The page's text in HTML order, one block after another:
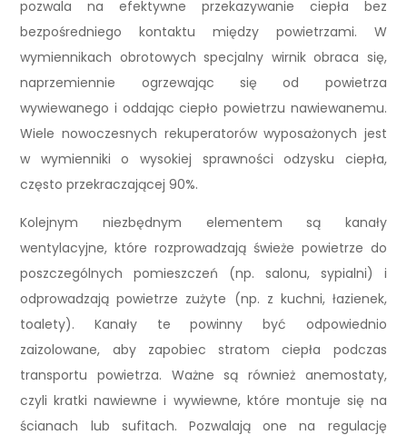
pozwala na efektywne przekazywanie ciepła bez
bezpośredniego kontaktu między powietrzami. W
wymiennikach obrotowych specjalny wirnik obraca się,
naprzemiennie ogrzewając się od powietrza
wywiewanego i oddając ciepło powietrzu nawiewanemu.
Wiele nowoczesnych rekuperatorów wyposażonych jest
w wymienniki o wysokiej sprawności odzysku ciepła,
często przekraczającej 90%.
Kolejnym niezbędnym elementem są kanały
wentylacyjne, które rozprowadzają świeże powietrze do
poszczególnych pomieszczeń (np. salonu, sypialni) i
odprowadzają powietrze zużyte (np. z kuchni, łazienek,
toalety). Kanały te powinny być odpowiednio
zaizolowane, aby zapobiec stratom ciepła podczas
transportu powietrza. Ważne są również anemostaty,
czyli kratki nawiewne i wywiewne, które montuje się na
ścianach lub sufitach. Pozwalają one na regulację